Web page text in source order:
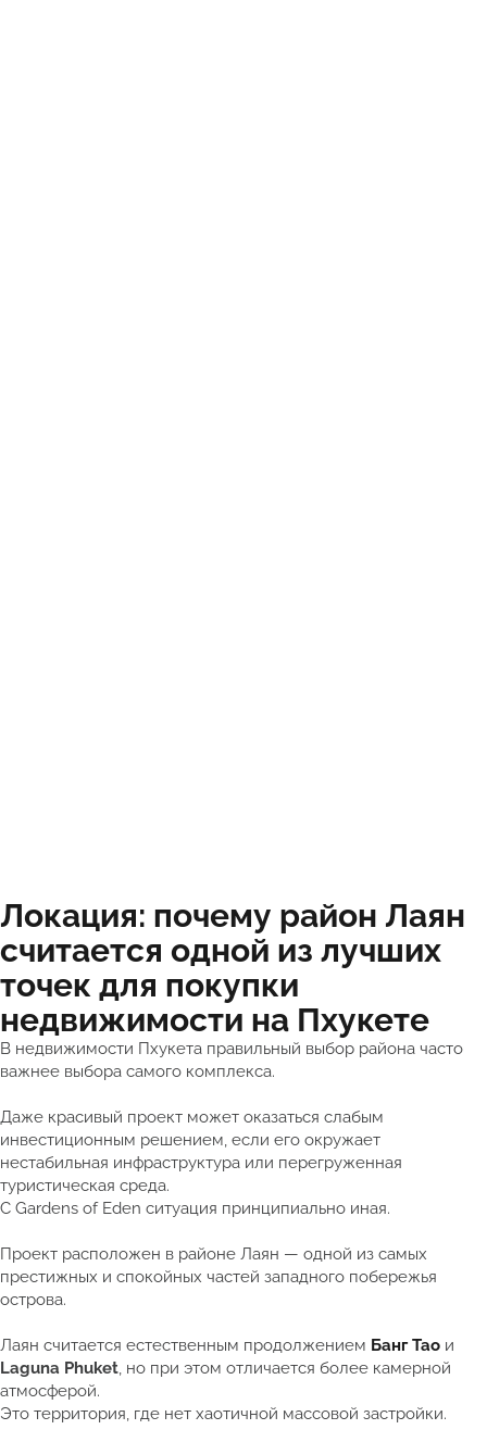
Локация: почему район Лаян
считается одной из лучших
точек для покупки
недвижимости на Пхукете
В недвижимости Пхукета правильный выбор района часто
важнее выбора самого комплекса.
Даже красивый проект может оказаться слабым
инвестиционным решением, если его окружает
нестабильная инфраструктура или перегруженная
туристическая среда.
С Gardens of Eden ситуация принципиально иная.
Проект расположен в районе Лаян — одной из самых
престижных и спокойных частей западного побережья
острова.
Лаян считается естественным продолжением Банг Тао и
Laguna Phuket, но при этом отличается более камерной
атмосферой.
Это территория, где нет хаотичной массовой застройки.